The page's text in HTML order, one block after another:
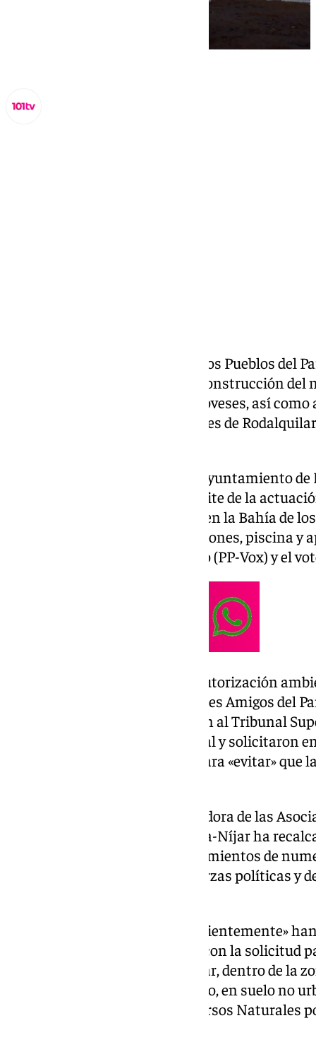
Las Asociaciones Vecinales de los Pueblos del
han mostrado su rechazo a la construcción del
levantar en la Bahía de los Genoveses, así
nuevos hoteles en los alrededores de
Cabe recordar que el Pleno del Ayuntamiento
mes de julio la admisión a trámite de la
cortijo ‘Las Chiqueras’ ubicado en la Bahía de
cuatro estrellas con 30 habitaciones, piscina y
favorable del equipo de gobierno (PP-Vox) y el
La Junta de Andalucía otorgó autorización
octubre de 2023. Las asociaciones Amigos del
) recurrieron al Tribunal
(TSJA) la autorización ambiental y solicitaron
adoptara medidas cautelares para «evitar»
En un comunicado, la coordinadora de las
del Parque Natural Cabo de Gata-Níjar ha
«se han sucedido los pronunciamientos de
ambientalistas, de diversas fuerzas políticas y
A su vez, ha lamentado que «recientemente»
que se ciernen sobre el Parque, con la
en los alrededores de Rodalquilar, dentro de la
los cultivos agrícolas y, por tanto, en suelo no
Plan de Ordenación de los Recursos Naturales